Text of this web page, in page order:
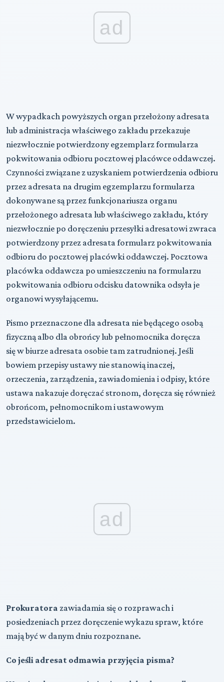
ad
W wypadkach powyższych organ przełożony adresata
lub administracja właściwego zakładu przekazuje
niezwłocznie potwierdzony egzemplarz formularza
pokwitowania odbioru pocztowej placówce oddawczej.
Czynności związane z uzyskaniem potwierdzenia odbioru
przez adresata na drugim egzemplarzu formularza
dokonywane są przez funkcjonariusza organu
przełożonego adresata lub właściwego zakładu, który
niezwłocznie po doręczeniu przesyłki adresatowi zwraca
potwierdzony przez adresata formularz pokwitowania
odbioru do pocztowej placówki oddawczej. Pocztowa
placówka oddawcza po umieszczeniu na formularzu
pokwitowania odbioru odcisku datownika odsyła je
organowi wysyłającemu.
Pismo przeznaczone dla adresata nie będącego osobą
fizyczną albo dla obrońcy lub pełnomocnika doręcza
się w biurze adresata osobie tam zatrudnionej. Jeśli
bowiem przepisy ustawy nie stanowią inaczej,
orzeczenia, zarządzenia, zawiadomienia i odpisy, które
ustawa nakazuje doręczać stronom, doręcza się również
obrońcom, pełnomocnikom i ustawowym
przedstawicielom.
ad
Prokuratora zawiadamia się o rozprawach i
posiedzeniach przez doręczenie wykazu spraw, które
mają być w danym dniu rozpoznane.
Co jeśli adresat odmawia przyjęcia pisma?